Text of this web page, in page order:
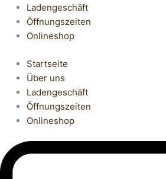
Ladengeschäft
Öffnungszeiten
Onlineshop
Startseite
Über uns
Ladengeschäft
Öffnungszeiten
Onlineshop